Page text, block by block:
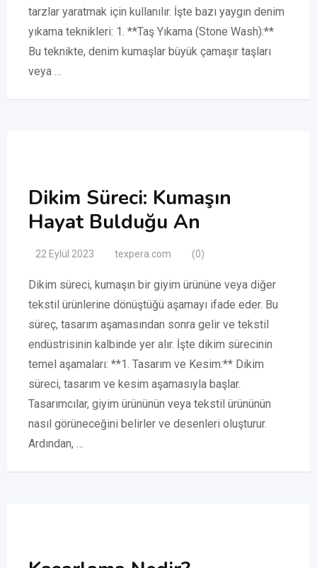
tarzlar yaratmak için kullanılır. İşte bazı yaygın denim
yıkama teknikleri: 1. **Taş Yıkama (Stone Wash):**
Bu teknikte, denim kumaşlar büyük çamaşır taşları
veya …
Dikim Süreci: Kumaşın
Hayat Bulduğu An
22 Eylül 2023 texpera.com (0)
Dikim süreci, kumaşın bir giyim ürününe veya diğer
tekstil ürünlerine dönüştüğü aşamayı ifade eder. Bu
süreç, tasarım aşamasından sonra gelir ve tekstil
endüstrisinin kalbinde yer alır. İşte dikim sürecinin
temel aşamaları: **1. Tasarım ve Kesim:** Dikim
süreci, tasarım ve kesim aşamasıyla başlar.
Tasarımcılar, giyim ürününün veya tekstil ürününün
nasıl görüneceğini belirler ve desenleri oluşturur.
Ardından, …